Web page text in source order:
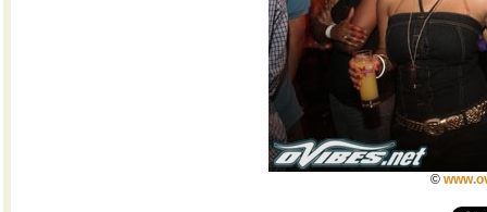
©